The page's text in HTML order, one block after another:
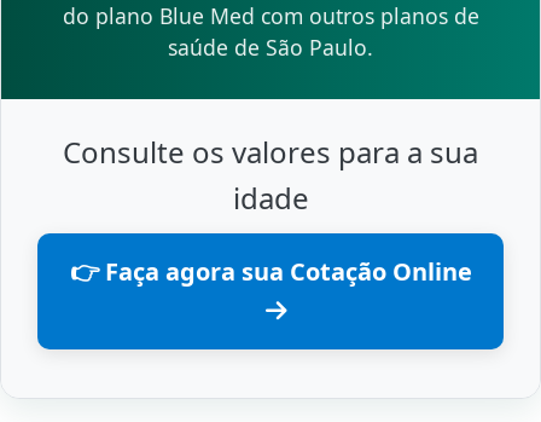
do plano Blue Med com outros planos de
saúde de São Paulo.
Consulte os valores para a sua
idade
👉 Faça agora sua Cotação Online